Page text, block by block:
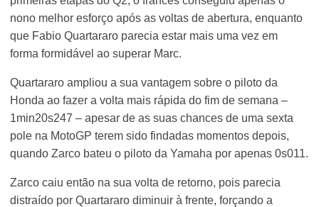
nono melhor esforço após as voltas de abertura, enquanto
que Fabio Quartararo parecia estar mais uma vez em
forma formidável ao superar Marc.
Quartararo ampliou a sua vantagem sobre o piloto da
Honda ao fazer a volta mais rápida do fim de semana –
1min20s247 – apesar de as suas chances de uma sexta
pole na MotoGP terem sido findadas momentos depois,
quando Zarco bateu o piloto da Yamaha por apenas 0s011.
Zarco caiu então na sua volta de retorno, pois parecia
distraído por Quartararo diminuir à frente, forçando a